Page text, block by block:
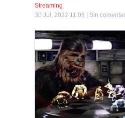
Streaming
30 Jul, 2022 11:06 | Sin